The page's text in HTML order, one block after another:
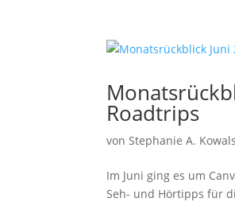
Roadtrips
vonStephanie A.
Im Juni ging es um
Seh- und Hörtipps für